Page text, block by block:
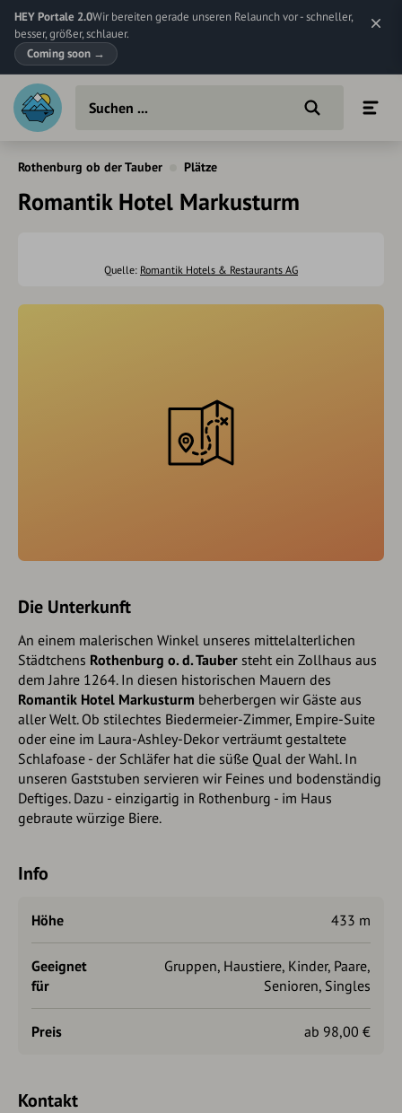
HEY Portale 2.0Wir bereiten gerade unseren Relaunch vor - schneller,
besser, größer, schlauer.
Coming soon →
Rothenburg ob der Tauber Plätze
Romantik Hotel Markusturm
Quelle: Romantik Hotels & Restaurants AG
Die Unterkunft
An einem malerischen Winkel unseres mittelalterlichen
Städtchens Rothenburg o. d. Tauber steht ein Zollhaus aus
dem Jahre 1264. In diesen historischen Mauern des
Romantik Hotel Markusturm beherbergen wir Gäste aus
aller Welt. Ob stilechtes Biedermeier-Zimmer, Empire-Suite
oder eine im Laura-Ashley-Dekor verträumt gestaltete
Schlafoase - der Schläfer hat die süße Qual der Wahl. In
unseren Gaststuben servieren wir Feines und bodenständig
Deftiges. Dazu - einzigartig in Rothenburg - im Haus
gebraute würzige Biere.
Info
Höhe 433 m
Geeignet
für
Gruppen, Haustiere, Kinder, Paare,
Senioren, Singles
Preis ab 98,00 €
Kontakt